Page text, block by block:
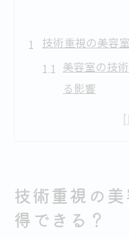
技術重視の美容
美容室の技
る影響
長時間施術
美容室技術
満足へ導く美容
技術重視の
得できる？